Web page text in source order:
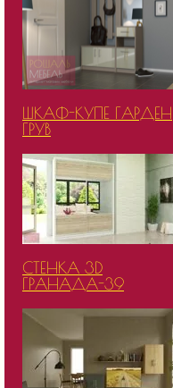
ШКАФ-КУПЕ ГАРДЕН
ГРУВ
СТЕНКА 3D
ГРАНАДА-39